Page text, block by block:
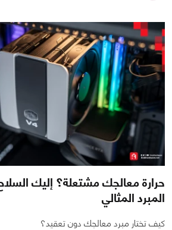
2230
0
حرارة معالجك مشتعلة؟ إليك
المبرد المثالي
كيف تختار مبرد معالجك دون تعقيد؟